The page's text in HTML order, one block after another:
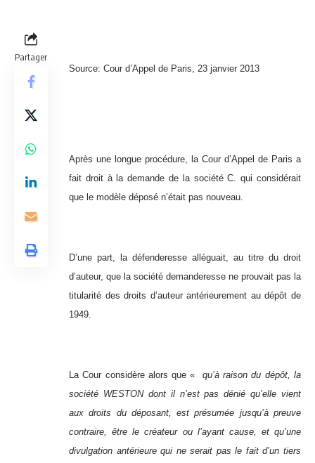
Partager
Source: Cour d’Appel de Paris, 23 janvier 2013
Après une longue procédure, la Cour d’Appel de Paris a
fait droit à la demande de la société C. qui considérait
que le modèle déposé n’était pas nouveau.
D’une part, la défenderesse alléguait, au titre du droit
d’auteur, que la société demanderesse ne prouvait pas la
titularité des droits d’auteur antérieurement au dépôt de
1949.
La Cour considère alors que « qu’à raison du dépôt, la
société WESTON dont il n’est pas dénié qu’elle vient
aux droits du déposant, est présumée jusqu’à preuve
contraire, être le créateur ou l’ayant cause, et qu’une
divulgation antérieure qui ne serait pas le fait d’un tiers